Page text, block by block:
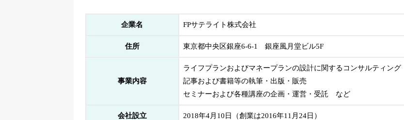
企業名 FPサテライト株式会社
住所 東京都中央区銀座6-6-1 銀座風月堂ビル5F
事業内容
ライフプランおよびマネープランの設計に関するコンサルティング
記事および書籍等の執筆・出版・販売
セミナーおよび各種講座の企画・運営・受託 など
会社設立 2018年4月10日（創業は2016年11月24日）